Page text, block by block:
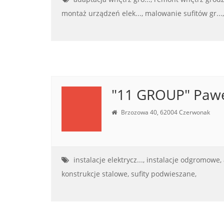
montaż urządzeń elek..., malowanie sufitów gr...,
"11 GROUP"
Brzozowa 40, 62004 Czerwonak
instalacje elektrycz..., instalacje odgromowe,
konstrukcje stalowe, sufity podwieszane,